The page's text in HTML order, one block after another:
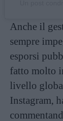
Anche il
sempre
esporsi
fatto molto
livello
Instagram,